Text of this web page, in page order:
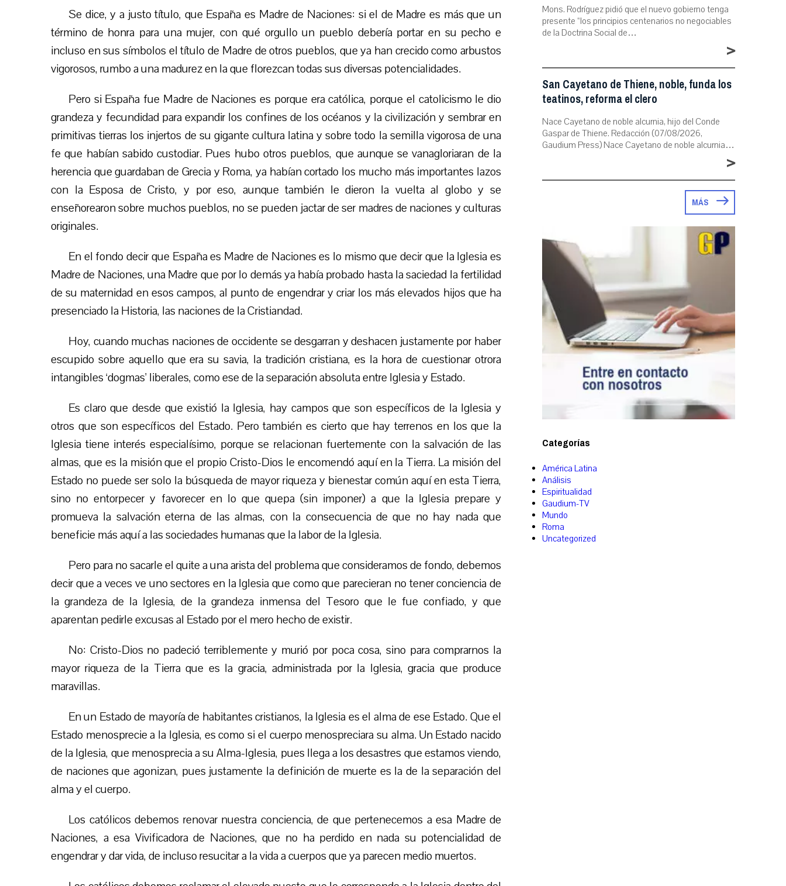
Se dice, y a justo título, que España es Madre de Naciones: si el de Madre es más que un
término de honra para una mujer, con qué orgullo un pueblo debería portar en su pecho e
incluso en sus símbolos el título de Madre de otros pueblos, que ya han crecido como arbustos
vigorosos, rumbo a una madurez en la que florezcan todas sus diversas potencialidades.
Pero si España fue Madre de Naciones es porque era católica, porque el catolicismo le dio
grandeza y fecundidad para expandir los confines de los océanos y la civilización y sembrar en
primitivas tierras los injertos de su gigante cultura latina y sobre todo la semilla vigorosa de una
fe que habían sabido custodiar. Pues hubo otros pueblos, que aunque se vanagloriaran de la
herencia que guardaban de Grecia y Roma, ya habían cortado los mucho más importantes lazos
con la Esposa de Cristo, y por eso, aunque también le dieron la vuelta al globo y se
enseñorearon sobre muchos pueblos, no se pueden jactar de ser madres de naciones y culturas
originales.
En el fondo decir que España es Madre de Naciones es lo mismo que decir que la Iglesia es
Madre de Naciones, una Madre que por lo demás ya había probado hasta la saciedad la fertilidad
de su maternidad en esos campos, al punto de engendrar y criar los más elevados hijos que ha
presenciado la Historia, las naciones de la Cristiandad.
Hoy, cuando muchas naciones de occidente se desgarran y deshacen justamente por haber
escupido sobre aquello que era su savia, la tradición cristiana, es la hora de cuestionar otrora
intangibles ‘dogmas’ liberales, como ese de la separación absoluta entre Iglesia y Estado.
Es claro que desde que existió la Iglesia, hay campos que son específicos de la Iglesia y
otros que son específicos del Estado. Pero también es cierto que hay terrenos en los que la
Iglesia tiene interés especialísimo, porque se relacionan fuertemente con la salvación de las
almas, que es la misión que el propio Cristo-Dios le encomendó aquí en la Tierra. La misión del
Estado no puede ser solo la búsqueda de mayor riqueza y bienestar común aquí en esta Tierra,
sino no entorpecer y favorecer en lo que quepa (sin imponer) a que la Iglesia prepare y
promueva la salvación eterna de las almas, con la consecuencia de que no hay nada que
beneficie más aquí a las sociedades humanas que la labor de la Iglesia.
Pero para no sacarle el quite a una arista del problema que consideramos de fondo, debemos
decir que a veces ve uno sectores en la Iglesia que como que parecieran no tener conciencia de
la grandeza de la Iglesia, de la grandeza inmensa del Tesoro que le fue confiado, y que
aparentan pedirle excusas al Estado por el mero hecho de existir.
No: Cristo-Dios no padeció terriblemente y murió por poca cosa, sino para comprarnos la
mayor riqueza de la Tierra que es la gracia, administrada por la Iglesia, gracia que produce
maravillas.
En un Estado de mayoría de habitantes cristianos, la Iglesia es el alma de ese Estado. Que el
Estado menosprecie a la Iglesia, es como si el cuerpo menospreciara su alma. Un Estado nacido
de la Iglesia, que menosprecia a su Alma-Iglesia, pues llega a los desastres que estamos viendo,
de naciones que agonizan, pues justamente la definición de muerte es la de la separación del
alma y el cuerpo.
Los católicos debemos renovar nuestra conciencia, de que pertenecemos a esa Madre de
Naciones, a esa Vivificadora de Naciones, que no ha perdido en nada su potencialidad de
engendrar y dar vida, de incluso resucitar a la vida a cuerpos que ya parecen medio muertos.
Mons. Rodríguez pidió que el nuevo gobierno tenga
presente “los principios centenarios no negociables
de la Doctrina Social de…
>
San Cayetano de Thiene, noble, funda los
teatinos, reforma el clero
Nace Cayetano de noble alcurnia, hijo del Conde
Gaspar de Thiene. Redacción (07/08/2026,
Gaudium Press) Nace Cayetano de noble alcurnia…
>
MÁS
Categorías
América Latina
Análisis
Espiritualidad
Gaudium-TV
Mundo
Roma
Uncategorized